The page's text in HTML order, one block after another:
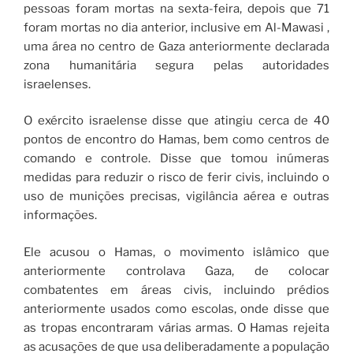
pessoas foram mortas na sexta-feira, depois que 71
foram mortas no dia anterior, inclusive em Al-Mawasi ,
uma área no centro de Gaza anteriormente declarada
zona humanitária segura pelas autoridades
israelenses.
O exército israelense disse que atingiu cerca de 40
pontos de encontro do Hamas, bem como centros de
comando e controle. Disse que tomou inúmeras
medidas para reduzir o risco de ferir civis, incluindo o
uso de munições precisas, vigilância aérea e outras
informações.
Ele acusou o Hamas, o movimento islâmico que
anteriormente controlava Gaza, de colocar
combatentes em áreas civis, incluindo prédios
anteriormente usados ​​como escolas, onde disse que
as tropas encontraram várias armas. O Hamas rejeita
as acusações de que usa deliberadamente a população